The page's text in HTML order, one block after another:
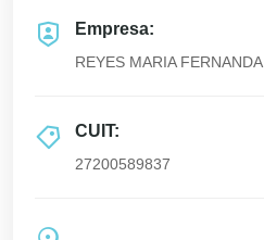
Empresa:
REYES MARIA FERNANDA
CUIT:
27200589837